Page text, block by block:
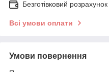
Безготівковий розрахунок
Всі умови оплати
Умови повернення